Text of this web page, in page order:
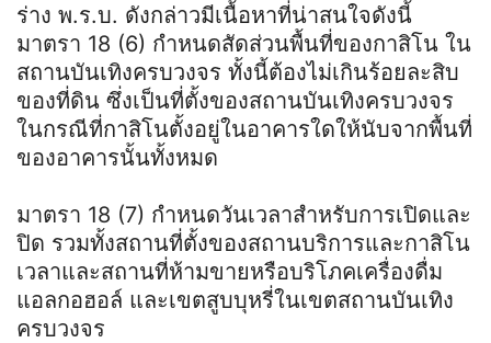
ร่าง พ.ร.บ. ดังกล่าวมีเนื้อหาที่น่าสนใจดังนี้
มาตรา 18 (6) กำหนดสัดส่วนพื้นที่ของกาสิโน ใน
สถานบันเทิงครบวงจร ทั้งนี้ต้องไม่เกินร้อยละสิบ
ของที่ดิน ซึ่งเป็นที่ตั้งของสถานบันเทิงครบวงจร
ในกรณีที่กาสิโนตั้งอยู่ในอาคารใดให้นับจากพื้นที่
ของอาคารนั้นทั้งหมด
มาตรา 18 (7) กำหนดวันเวลาสำหรับการเปิดและ
ปิด รวมทั้งสถานที่ตั้งของสถานบริการและกาสิโน
เวลาและสถานที่ห้ามขายหรือบริโภคเครื่องดื่ม
แอลกอฮอล์ และเขตสูบบุหรี่ในเขตสถานบันเทิง
ครบวงจร